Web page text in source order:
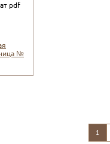
pdf
№
1